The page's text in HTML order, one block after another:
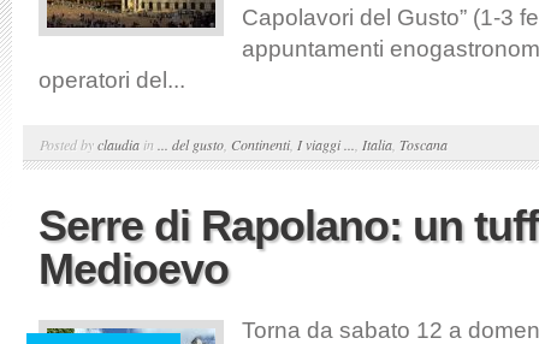
Capolavori del Gusto” (1-3
appuntamenti
operatori del...
Posted byclaudia in ... del gusto Continenti, I viaggi ... Italia Toscana
Serre di Rapolano: un
Medioevo
Torna da sabato 12 a